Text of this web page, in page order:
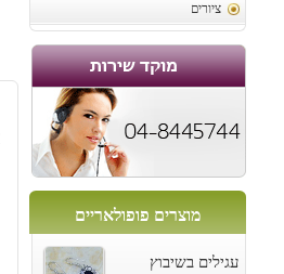
ציורים
מוצרים פופולאריים
עגילים בשיבוץ